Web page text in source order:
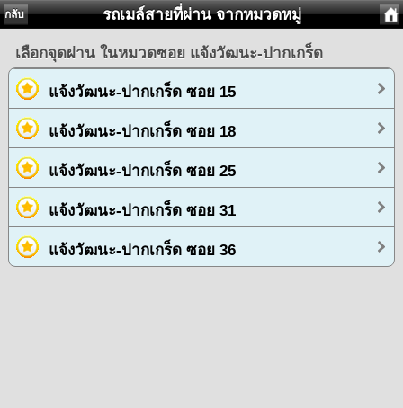
กลับ รถเมล์สายที่ผ่าน จากหมวดหมู่
เลือกจุดผ่าน ในหมวดซอย แจ้งวัฒนะ-ปากเกร็ด
แจ้งวัฒนะ-ปากเกร็ด ซอย 15
แจ้งวัฒนะ-ปากเกร็ด ซอย 18
แจ้งวัฒนะ-ปากเกร็ด ซอย 25
แจ้งวัฒนะ-ปากเกร็ด ซอย 31
แจ้งวัฒนะ-ปากเกร็ด ซอย 36